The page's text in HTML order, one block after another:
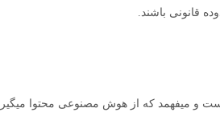
قانونی باشند.
و میفهمد که از هوش مصنوعی محتوا